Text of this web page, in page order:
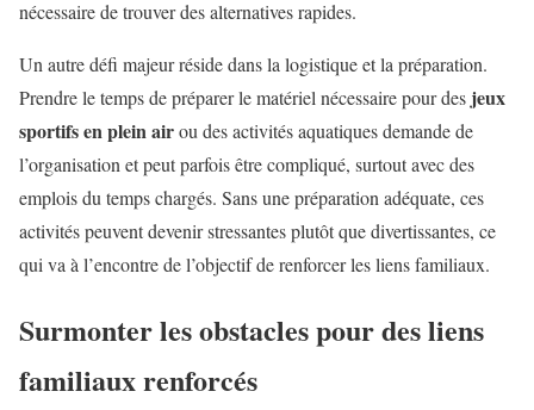
nécessaire de trouver des alternatives rapides.
Un autre défi majeur réside dans la logistique et la préparation.
Prendre le temps de préparer le matériel nécessaire pour des jeux
sportifs en plein airou des activités aquatiques demande de
l’organisation et peut parfois être compliqué, surtout avec des
emplois du temps chargés. Sans une préparation adéquate, ces
activités peuvent devenir stressantes plutôt que divertissantes, ce
qui va à l’encontre de l’objectif de renforcer les liens familiaux.
Surmonter les obstacles pour des liens
familiaux renforcés